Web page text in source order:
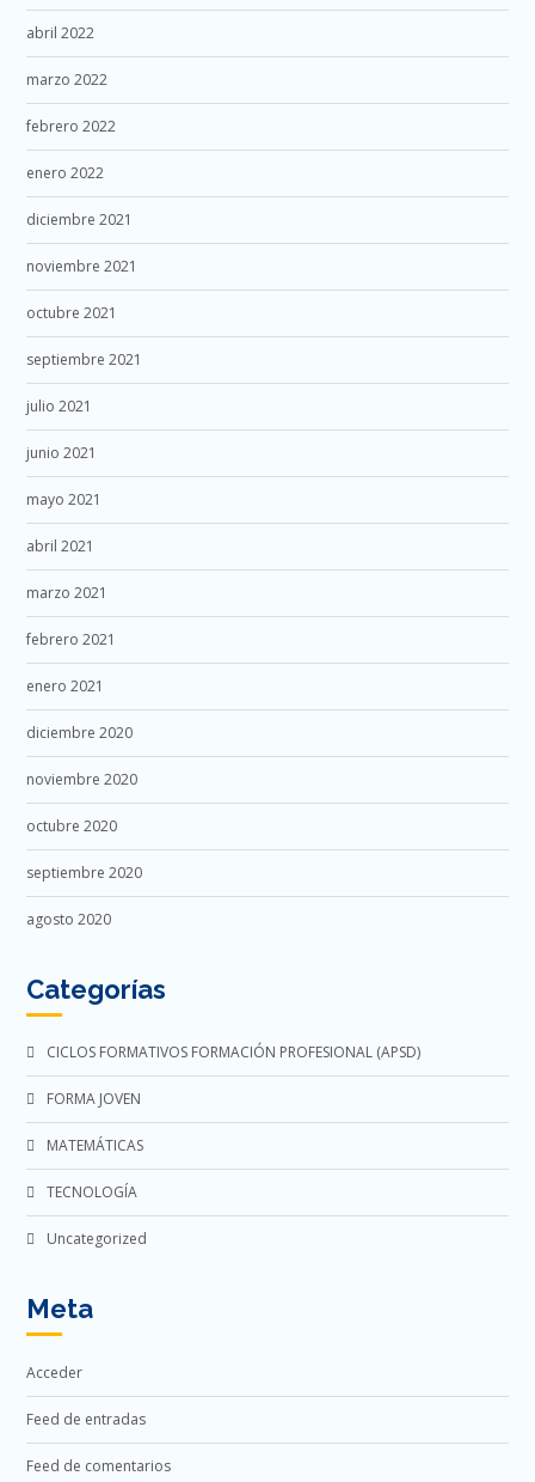
abril 2022
marzo 2022
febrero 2022
enero 2022
diciembre 2021
noviembre 2021
octubre 2021
septiembre 2021
julio 2021
junio 2021
mayo 2021
abril 2021
marzo 2021
febrero 2021
enero 2021
diciembre 2020
noviembre 2020
octubre 2020
septiembre 2020
agosto 2020
Categorías
CICLOS FORMATIVOS FORMACIÓN PROFESIONAL (APSD)
FORMA JOVEN
MATEMÁTICAS
TECNOLOGÍA
Uncategorized
Meta
Acceder
Feed de entradas
Feed de comentarios